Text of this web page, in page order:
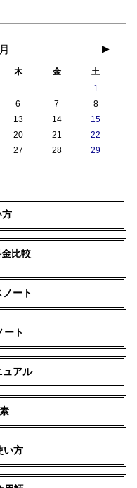
照明、輪郭強調照明、ステー
ハイキー照明（モノ））
HDR
イトモード
ロ写真撮影
ステレオ録音
ット
4K撮影
HD 撮影
▶
木 金
土
1
6 7
8
13 14
15
20 21
22
27 28
29
方
比較
ート
ート
アル
い方